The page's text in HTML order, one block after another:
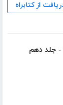
از کتابراه
- جلد دهم